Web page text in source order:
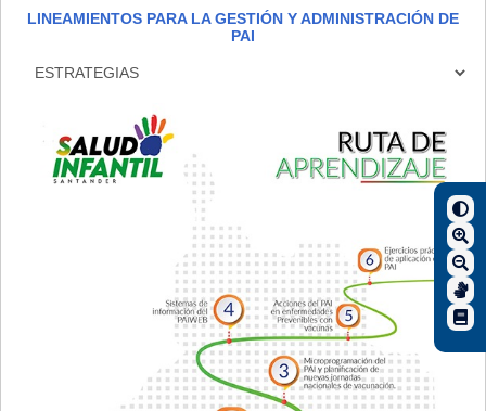
LINEAMIENTOS PARA LA GESTIÓN Y ADMINISTRACIÓN DE
PAI